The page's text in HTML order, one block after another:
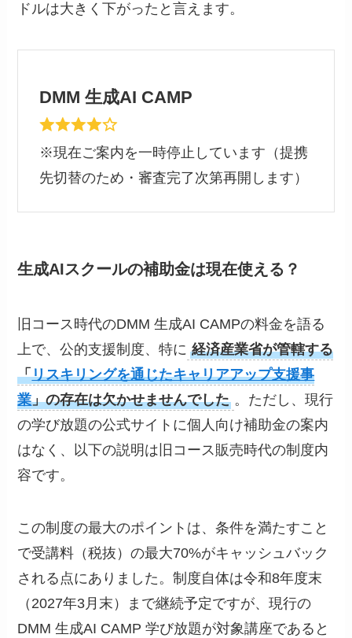
ドルは大きく下がったと言えます。
DMM 生成AI CAMP
※現在ご案内を一時停止しています（提携
先切替のため・審査完了次第再開します）
生成AIスクールの補助金は現在使える？
旧コース時代のDMM 生成AI CAMPの料金を語る
上で、公的支援制度、特に 経済産業省が管轄する
「リスキリングを通じたキャリアアップ支援事
業」の存在は欠かせませんでした 。ただし、現行
の学び放題の公式サイトに個人向け補助金の案内
はなく、以下の説明は旧コース販売時代の制度内
容です。
この制度の最大のポイントは、条件を満たすこと
で受講料（税抜）の最大70%がキャッシュバック
される点にありました。制度自体は令和8年度末
（2027年3月末）まで継続予定ですが、現行の
DMM 生成AI CAMP 学び放題が対象講座であると